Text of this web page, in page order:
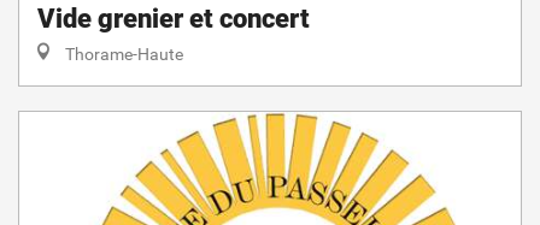
Vide grenier et concert
Thorame-Haute